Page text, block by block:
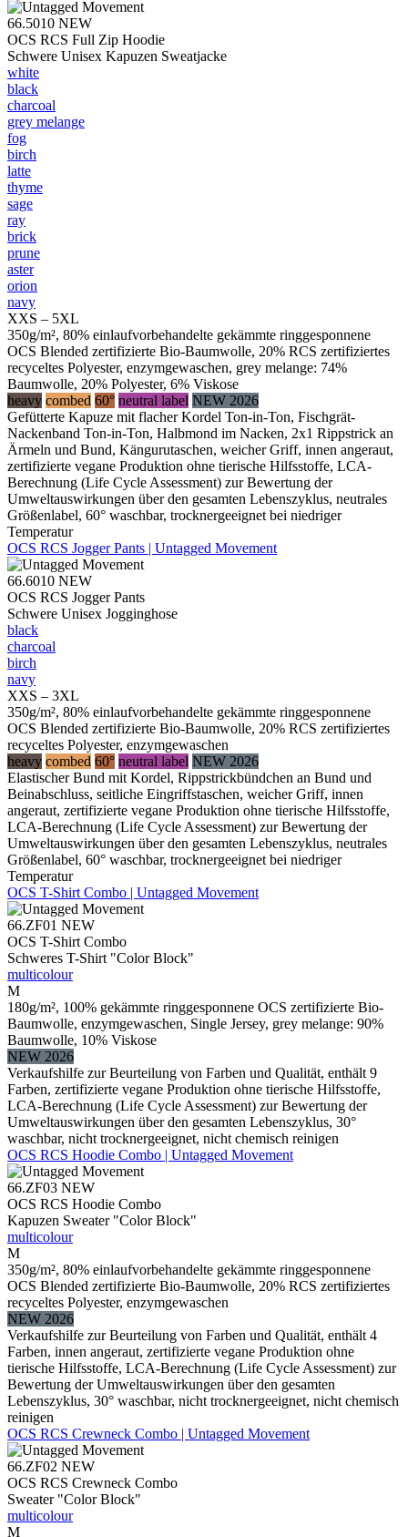
66.5010 NEW
OCS RCS Full Zip Hoodie
Schwere Unisex Kapuzen Sweatjacke
white
black
charcoal
grey melange
fog
birch
latte
thyme
sage
ray
brick
prune
aster
orion
navy
XXS – 5XL
350g/m², 80% einlaufvorbehandelte gekämmte ringgesponnene
OCS Blended zertifizierte Bio-Baumwolle, 20% RCS zertifiziertes
recyceltes Polyester, enzymgewaschen, grey melange: 74%
Baumwolle, 20% Polyester, 6% Viskose
heavy combed 60° neutral label NEW 2026
Gefütterte Kapuze mit flacher Kordel Ton-in-Ton, Fischgrät-
Nackenband Ton-in-Ton, Halbmond im Nacken, 2x1 Rippstrick an
Ärmeln und Bund, Kängurutaschen, weicher Griff, innen angeraut,
zertifizierte vegane Produktion ohne tierische Hilfsstoffe, LCA-
Berechnung (Life Cycle Assessment) zur Bewertung der
Umweltauswirkungen über den gesamten Lebenszyklus, neutrales
Größenlabel, 60° waschbar, trocknergeeignet bei niedriger
Temperatur
OCS RCS Jogger Pants | Untagged Movement
66.6010 NEW
OCS RCS Jogger Pants
Schwere Unisex Jogginghose
black
charcoal
birch
navy
XXS – 3XL
350g/m², 80% einlaufvorbehandelte gekämmte ringgesponnene
OCS Blended zertifizierte Bio-Baumwolle, 20% RCS zertifiziertes
recyceltes Polyester, enzymgewaschen
heavy combed 60° neutral label NEW 2026
Elastischer Bund mit Kordel, Rippstrickbündchen an Bund und
Beinabschluss, seitliche Eingriffstaschen, weicher Griff, innen
angeraut, zertifizierte vegane Produktion ohne tierische Hilfsstoffe,
LCA-Berechnung (Life Cycle Assessment) zur Bewertung der
Umweltauswirkungen über den gesamten Lebenszyklus, neutrales
Größenlabel, 60° waschbar, trocknergeeignet bei niedriger
Temperatur
OCS T-Shirt Combo | Untagged Movement
66.ZF01 NEW
OCS T-Shirt Combo
Schweres T-Shirt "Color Block"
multicolour
M
180g/m², 100% gekämmte ringgesponnene OCS zertifizierte Bio-
Baumwolle, enzymgewaschen, Single Jersey, grey melange: 90%
Baumwolle, 10% Viskose
NEW 2026
Verkaufshilfe zur Beurteilung von Farben und Qualität, enthält 9
Farben, zertifizierte vegane Produktion ohne tierische Hilfsstoffe,
LCA-Berechnung (Life Cycle Assessment) zur Bewertung der
Umweltauswirkungen über den gesamten Lebenszyklus, 30°
waschbar, nicht trocknergeeignet, nicht chemisch reinigen
OCS RCS Hoodie Combo | Untagged Movement
66.ZF03 NEW
OCS RCS Hoodie Combo
Kapuzen Sweater "Color Block"
multicolour
M
350g/m², 80% einlaufvorbehandelte gekämmte ringgesponnene
OCS Blended zertifizierte Bio-Baumwolle, 20% RCS zertifiziertes
recyceltes Polyester, enzymgewaschen
NEW 2026
Verkaufshilfe zur Beurteilung von Farben und Qualität, enthält 4
Farben, innen angeraut, zertifizierte vegane Produktion ohne
tierische Hilfsstoffe, LCA-Berechnung (Life Cycle Assessment) zur
Bewertung der Umweltauswirkungen über den gesamten
Lebenszyklus, 30° waschbar, nicht trocknergeeignet, nicht chemisch
reinigen
OCS RCS Crewneck Combo | Untagged Movement
66.ZF02 NEW
OCS RCS Crewneck Combo
Sweater "Color Block"
multicolour
M